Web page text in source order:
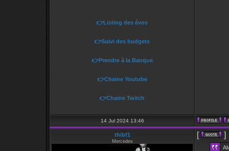
👉Listing des évos
👉Suivi des budgets
👉Prendre à la Banque
👉Chaine Youtube
👉Chaine Twitch
14 Jul 2024 13:46
thibf1
Mercedes
[ ]